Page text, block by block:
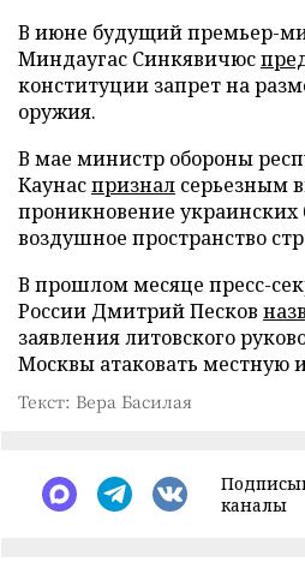
В июне будущий премьер-
Миндаугас Синкявичюс
конституции запрет на
оружия.
В мае министр обороны
Каунаспризнал серьезным
проникновение украинских
воздушное пространство
В прошлом месяце пресс-
России Дмитрий Песков
заявления литовского
Москвы атаковать местную
Текст: Вера Басилая
каналы